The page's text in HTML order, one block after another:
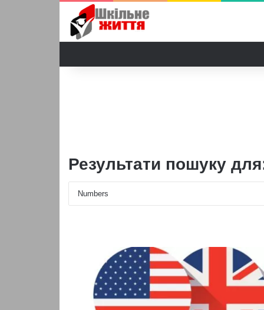
Результати пошуку